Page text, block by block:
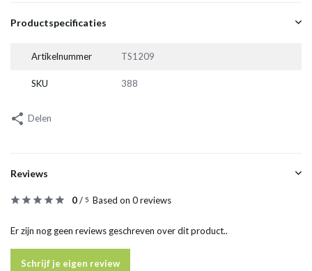
Productspecificaties
Artikelnummer TS1209
SKU 388
Delen
Reviews
0/ 5 Based on 0 reviews
Er zijn nog geen reviews geschreven over dit product..
Schrijf je eigen review